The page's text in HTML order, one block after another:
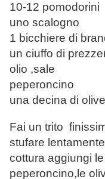
10-12 pomodorini
uno scalogno
1 bicchiere di
un ciuffo di
olio ,sale
peperoncino
una decina di
Fai un trito
stufare
cottura aggiungi
peperoncino,le